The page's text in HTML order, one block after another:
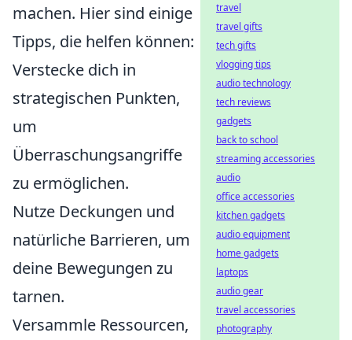
machen. Hier sind einige
Tipps, die helfen können:
Verstecke dich in
strategischen Punkten,
um
Überraschungsangriffe
zu ermöglichen.
Nutze Deckungen und
natürliche Barrieren, um
deine Bewegungen zu
tarnen.
Versammle Ressourcen,
travel
travel gifts
tech gifts
vlogging tips
audio technology
tech reviews
gadgets
back to school
streaming accessories
audio
office accessories
kitchen gadgets
audio equipment
home gadgets
laptops
audio gear
travel accessories
photography